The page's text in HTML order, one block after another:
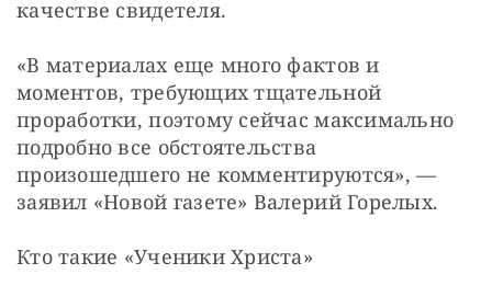
качестве свидетеля.
«В материалах еще много фактов и
моментов, требующих тщательной
проработки, поэтому сейчас максимально
подробно все обстоятельства
произошедшего не комментируются», —
заявил «Новой газете» Валерий Горелых.
Кто такие «Ученики Христа»